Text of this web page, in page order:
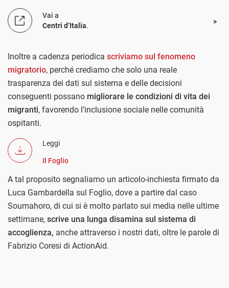
Vai a
Centri d’Italia.
Inoltre a cadenza periodica scriviamo sul fenomeno
migratorio, perché crediamo che solo una reale
trasparenza dei dati sul sistema e delle decisioni
conseguenti possano migliorare le condizioni di vita dei
migranti, favorendo l’inclusione sociale nelle comunità
ospitanti.
Leggi
Il Foglio
A tal proposito segnaliamo un articolo-inchiesta firmato da
Luca Gambardella sul Foglio, dove a partire dal caso
Soumahoro, di cui si è molto parlato sui media nelle ultime
settimane, scrive una lunga disamina sul sistema di
accoglienza, anche attraverso i nostri dati, oltre le parole di
Fabrizio Coresi di ActionAid.